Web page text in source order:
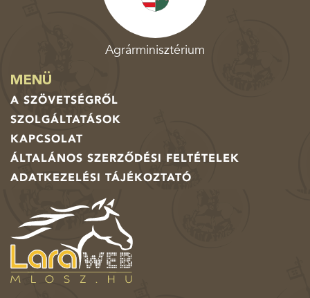
Agrárminisztérium
MENÜ
A SZÖVETSÉGRŐL
SZOLGÁLTATÁSOK
KAPCSOLAT
ÁLTALÁNOS SZERZŐDÉSI FELTÉTELEK
ADATKEZELÉSI TÁJÉKOZTATÓ